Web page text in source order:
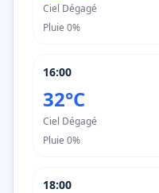
Ciel Dégagé
Pluie 0%
16:00
32°C
Ciel Dégagé
Pluie 0%
18:00